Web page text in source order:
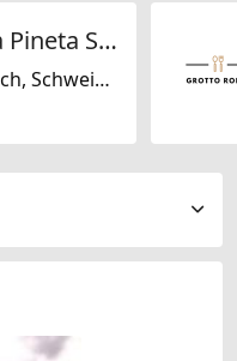
Nuova Osteria Pineta SNC
Saisonal, Italienisch, Schweizerisch